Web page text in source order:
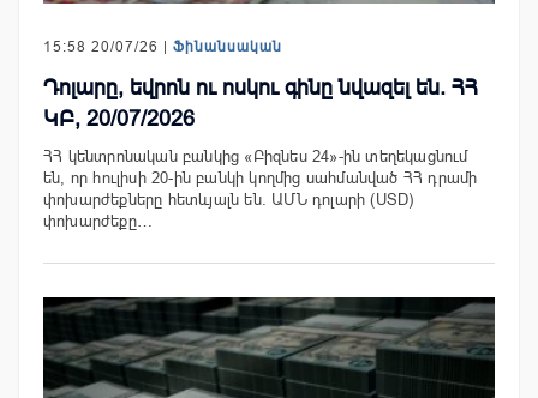
15:58 20/07/26 | Ֆինանսական
Դոլարը, եվրոն ու ոսկու գինը նվազել են. ՀՀ
ԿԲ, 20/07/2026
ՀՀ կենտրոնական բանկից «Բիզնես 24»-ին տեղեկացնում
են, որ հուլիսի 20-ին բանկի կողմից սահմանված ՀՀ դրամի
փոխարժեքները հետևյալն են. ԱՄՆ դոլարի (USD)
փոխարժեքը…